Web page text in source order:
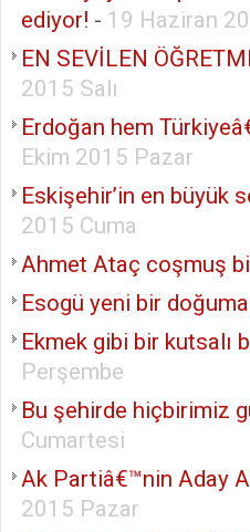
ediyor! - 19 Haziran
EN SEVİLEN
2015 Salı
Erdoğan hem
Ekim 2015 Pazar
Eskişehir’in en büyük
2015 Cuma
Ahmet Ataç coşmuş
Esogü yeni bir
Ekmek gibi bir kutsalı
Perşembe
Bu şehirde hiçbirimiz
Cumartesi
Ak Partiâ€™nin Aday
2015 Pazar